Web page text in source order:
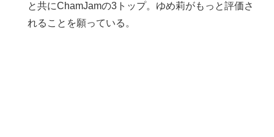
と共にChamJamの3トップ。ゆめ莉がもっと評価さ
れることを願っている。